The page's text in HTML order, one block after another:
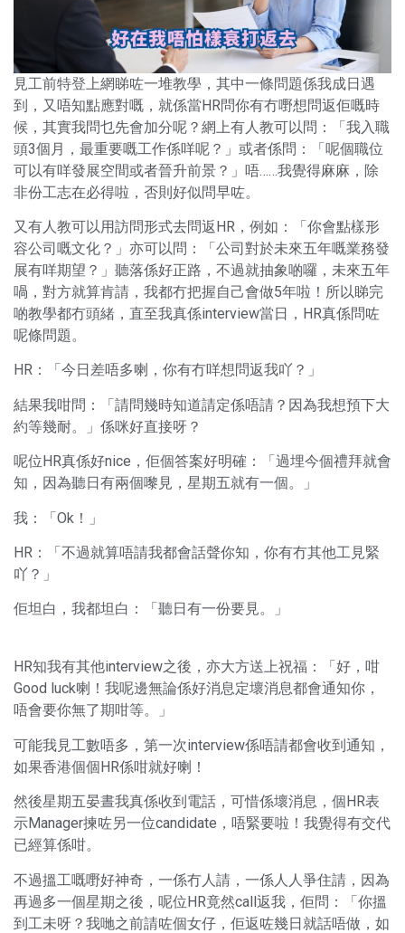
見工前特登上網睇咗一堆教學，其中一條問題係我成日遇
到，又唔知點應對嘅，就係當HR問你有冇嘢想問返佢嘅時
候，其實我問乜先會加分呢？網上有人教可以問：「我入職
頭3個月，最重要嘅工作係咩呢？」或者係問：「呢個職位
可以有咩發展空間或者晉升前景？」唔……我覺得麻麻，除
非份工志在必得啦，否則好似問早咗。
又有人教可以用訪問形式去問返HR，例如：「你會點樣形
容公司嘅文化？」亦可以問：「公司對於未來五年嘅業務發
展有咩期望？」聽落係好正路，不過就抽象啲囉，未來五年
喎，對方就算肯請，我都冇把握自己會做5年啦！所以睇完
啲教學都冇頭緒，直至我真係interview當日，HR真係問咗
呢條問題。
HR：「今日差唔多喇，你有冇咩想問返我吖？」
結果我咁問：「請問幾時知道請定係唔請？因為我想預下大
約等幾耐。」係咪好直接呀？
呢位HR真係好nice，佢個答案好明確：「過埋今個禮拜就會
知，因為聽日有兩個嚟見，星期五就有一個。」
我：「Ok！」
HR：「不過就算唔請我都會話聲你知，你有冇其他工見緊
吖？」
佢坦白，我都坦白：「聽日有一份要見。」
HR知我有其他interview之後，亦大方送上祝福：「好，咁
Good luck喇！我呢邊無論係好消息定壞消息都會通知你，
唔會要你無了期咁等。」
可能我見工數唔多，第一次interview係唔請都會收到通知，
如果香港個個HR係咁就好喇！
然後星期五晏晝我真係收到電話，可惜係壞消息，個HR表
示Manager揀咗另一位candidate，唔緊要啦！我覺得有交代
已經算係咁。
不過搵工嘅嘢好神奇，一係冇人請，一係人人爭住請，因為
再過多一個星期之後，呢位HR竟然call返我，佢問：「你搵
到工未呀？我哋之前請咗個女仔，佢返咗幾日就話唔做，如